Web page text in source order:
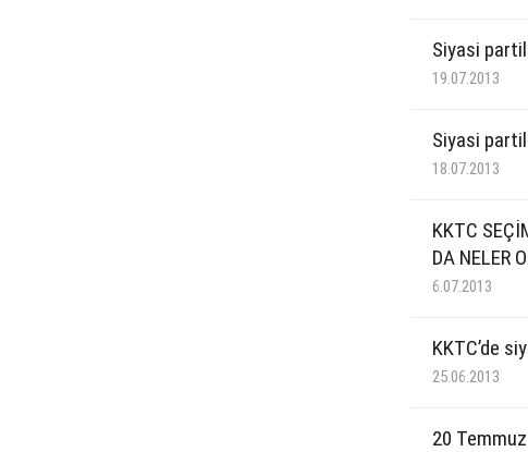
Siyasi
19.07.2013
Siyasi
18.07.2013
KKTC
DA NELER
6.07.2013
KKTC’de
25.06.2013
20